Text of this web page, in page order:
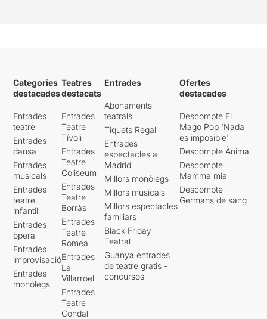
Categories
destacades
Entrades
teatre
Entrades
dansa
Entrades
musicals
Entrades
teatre
infantil
Entrades
òpera
Entrades
improvisació
Entrades
monòlegs
Teatres
destacats
Entrades
Teatre
Tívoli
Entrades
Teatre
Coliseum
Entrades
Teatre
Borràs
Entrades
Teatre
Romea
Entrades
La
Villarroel
Entrades
Teatre
Condal
Entrades
Abonaments
teatrals
Tiquets Regal
Entrades
espectacles a
Madrid
Millors monòlegs
Millors musicals
Millors espectacles
familiars
Black Friday
Teatral
Guanya entrades
de teatre gratis -
concursos
Ofertes
destacades
Descompte El
Mago Pop 'Nada
es imposible'
Descompte Ànima
Descompte
Mamma mia
Descompte
Germans de sang